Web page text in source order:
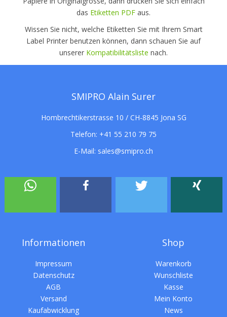
das Etiketten PDF aus.
Wissen Sie nicht, welche Etiketten Sie mit Ihrem Smart
Label Printer benutzen können, dann schauen Sie auf
unserer Kompatibilitätsliste nach.
SMIPRO Alain Surer
Hombrechtikerstrasse 10 / CH-8845 Jona SG
Telefon: +41 55 210 79 75
E-Mail: sales@smipro.ch
Informationen
Impressum
Datenschutz
AGB
Versand
Kaufabwicklung
Shop
Warenkorb
Wunschliste
Kasse
Mein Konto
News